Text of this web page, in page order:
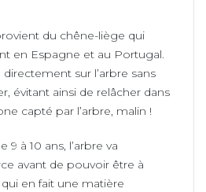
du chêne-liège qui
en Espagne et au Portugal.
sur l’arbre sans
évitant ainsi de relâcher dans
capté par l’arbre, malin !
à 10 ans, l’arbre va
avant de pouvoir être à
en fait une matière